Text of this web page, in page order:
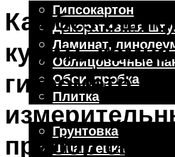
Гипсокартон
Декоративная
Ламинат,
Облицовочные
Обои, пробка
Плитка
Отделочные работы
Грунтовка
Шпаклевка
Как без
купить
гигрометр и
прибор